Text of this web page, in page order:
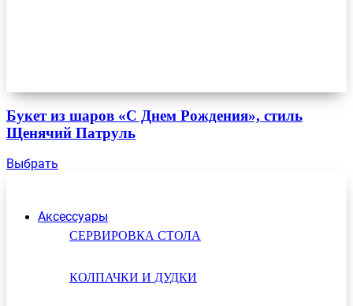
Аксессуары
СЕРВИРОВКА СТОЛА
КОЛПАЧКИ И ДУДКИ
Букет из шаров «С Днем Рождения», стиль
Щенячий Патруль
Выбрать